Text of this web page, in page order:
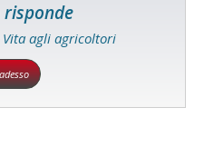
risponde
agli agricoltori